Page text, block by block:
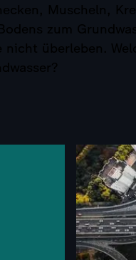
Muscheln,
zum
nicht überleben.